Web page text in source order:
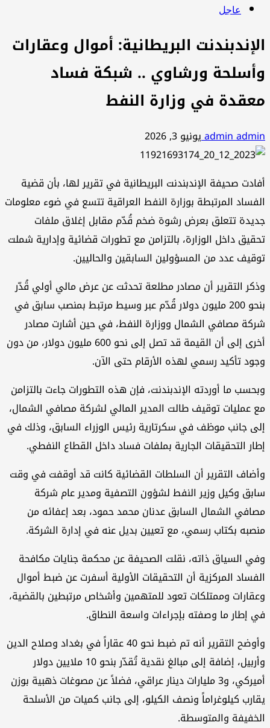
عاجل
الإندبندنت البريطانية: أموال وعقارات
وأسلحة ورشاوي .. شبكة فساد
معقدة في وزارة النفط
admin adminيونيو 3, 2026
أفادت صحيفة الإندبندنت البريطانية في تقرير لها، بأن قضية
الفساد المرتبطة بوزارة النفط العراقية تتسع في ضوء معلومات
جديدة تتعلق بعرض رشوة ضخم قُدّم مقابل إغلاق ملفات
تحقيق داخل الوزارة، بالتزامن مع تطورات قضائية وإدارية شملت
توقيف عدد من المسؤولين السابقين والحاليين.
وذكر التقرير أن مصادر مطلعة تحدثت عن عرض مالي أولي قُدّر
بنحو 200 مليون دولار قُدّم عبر وسيط مرتبط بمنصب سابق في
شركة مصافي الشمال ووزارة النفط، في حين أشارت مصادر
أخرى إلى أن القيمة قد تصل إلى نحو 600 مليون دولار، من دون
وجود تأكيد رسمي لهذه الأرقام حتى الآن.
وبحسب ما أوردته الإندبندنت، فإن هذه التطورات جاءت بالتزامن
مع عمليات توقيف طالت المدير المالي لشركة مصافي الشمال،
إلى جانب موظف في سكرتارية رئيس الوزراء السابق، وذلك في
إطار التحقيقات الجارية بملفات فساد داخل القطاع النفطي.
وأضاف التقرير أن السلطات القضائية كانت قد أوقفت في وقت
سابق وكيل وزير النفط لشؤون التصفية ومدير عام شركة
مصافي الشمال السابق عدنان محمد حمود، بعد إعفائه من
منصبه بكتاب رسمي، مع تعيين بديل عنه في إدارة الشركة.
وفي السياق ذاته، نقلت الصحيفة عن محكمة جنايات مكافحة
الفساد المركزية أن التحقيقات الأولية أسفرت عن ضبط أموال
وعقارات وممتلكات تعود للمتهمين وأشخاص مرتبطين بالقضية،
في إطار ما وصفته بإجراءات واسعة النطاق.
وأوضح التقرير أنه تم ضبط نحو 40 عقاراً في بغداد وصلاح الدين
وأربيل، إضافة إلى مبالغ نقدية تُقدّر بنحو 10 ملايين دولار
أميركي، و3 مليارات دينار عراقي، فضلاً عن مصوغات ذهبية بوزن
يقارب كيلوغراماً ونصف الكيلو، إلى جانب كميات من الأسلحة
الخفيفة والمتوسطة.